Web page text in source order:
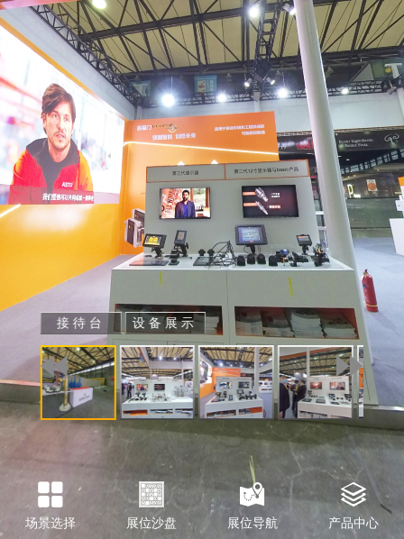
接待台 设备展示
场景选择 展位沙盘 展位导航 产品中心